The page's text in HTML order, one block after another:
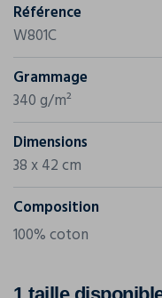
Référence
W801C
Grammage
340 g/m²
Dimensions
38 x 42 cm
Composition
100% coton